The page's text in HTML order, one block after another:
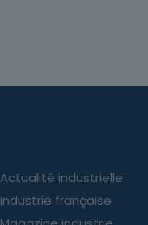
Actualité industrielle
Industrie française